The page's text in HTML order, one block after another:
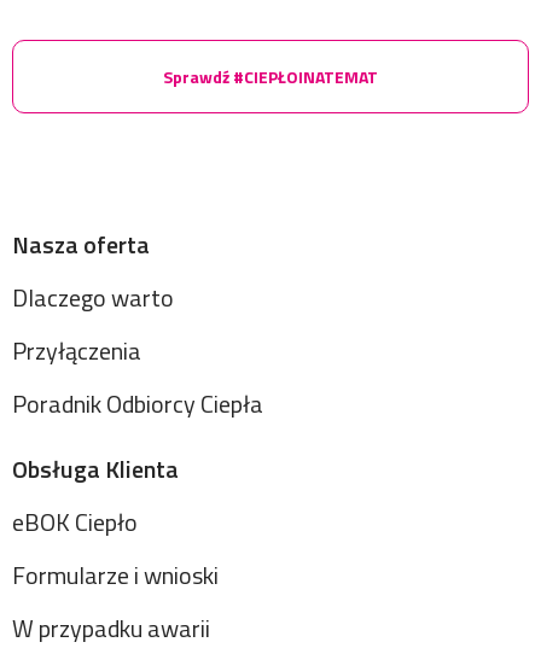
Sprawdź #CIEPŁOINATEMAT
Nasza oferta
Dlaczego warto
Przyłączenia
Poradnik Odbiorcy Ciepła
Obsługa Klienta
eBOK Ciepło
Formularze i wnioski
W przypadku awarii